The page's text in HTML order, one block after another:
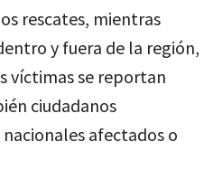
rescates, mientras
y fuera de la región,
víctimas se reportan
ciudadanos
afectados o